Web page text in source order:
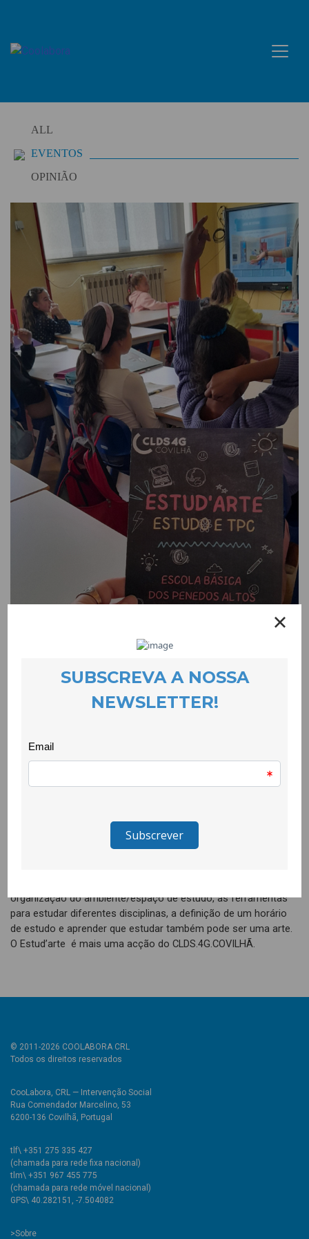
content
ALL
EVENTOS
OPINIÃO
Estud’arte – Gestão de tempo: estudo e
trabalhos de casa
Começou no dia 4 de Novembro a implementação de um
programa de Tutoria com alunos e alunas de 1º ciclo sobre a
crianças motivadas para o seu tempo de estudo e realização
dos trabalhos que levam da escola para casa.
organização do ambiente/espaço de estudo, às ferramentas
para estudar diferentes disciplinas, a definição de um horário
de estudo e aprender que estudar também pode ser uma arte.
O Estud’arte é mais uma acção do CLDS.4G.COVILHÃ.
© 2011-2026 COOLABORA CRL
Todos os direitos reservados
CooLabora, CRL — Intervenção Social
Rua Comendador Marcelino, 53
6200-136 Covilhã, Portugal
tlf\ +351 275 335 427
(chamada para rede fixa nacional)
tlm\ +351 967 455 775
(chamada para rede móvel nacional)
GPS\ 40.282151, -7.504082
>Sobre